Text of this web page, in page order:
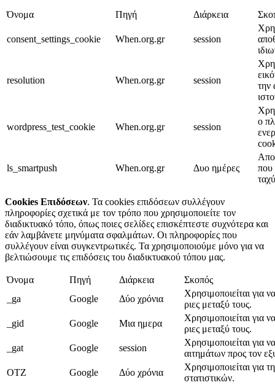
Όνομα Πηγή Διάρκεια
consent_settings_cookie When.org.gr session
resolution When.org.gr session
την
wordpress_test_cookie When.org.gr session
ο
ls_smartpush When.org.gr Δυο ημέρες
που
Cookies Επιδόσεων. Τα cookies επιδόσεων συλλέγουν
πληροφορίες σχετικά με τον τρόπο που χρησιμοποιείτε τον
διαδικτυακό τόπο, όπως ποιες σελίδες επισκέπτεστε συχνότερα και
εάν λαμβάνετε μηνύματα σφαλμάτων. Οι πληροφορίες που
συλλέγουν είναι συγκεντρωτικές. Τα χρησιμοποιούμε μόνο για να
βελτιώσουμε τις επιδόσεις του διαδικτυακού τόπου μας.
Όνομα Πηγή Διάρκεια
Σκοπός
_ga
Google Δύο χρόνια
Χρησιμοποιείται για
ριες μεταξύ τους.
_gid
Google Μια ημερα
Χρησιμοποιείται για
ριες μεταξύ τους.
_gat
Google session
Χρησιμοποιείται για
αιτημάτων προς τον
OTZ
Google Δύο χρόνια
Χρησιμοποιείται για
στατιστικών.